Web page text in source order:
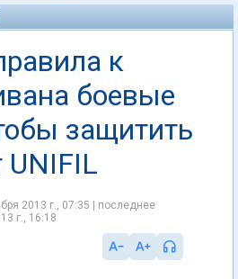
к
боевые
защитить
UNIFIL
2013 г., 07:35 | последнее
г., 16:18